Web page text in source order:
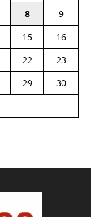
8
9
15
16
22
23
29
30